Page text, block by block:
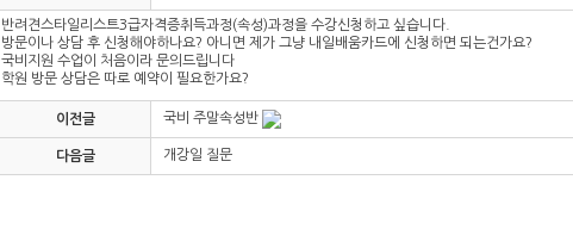
반려견스타일리스트3급자격증취득과정(속성)과정을 수강신청하고 싶습니다.
방문이나 상담 후 신청해야하나요? 아니면 제가 그냥 내일배움카드에 신청하면 되는건가요?
국비지원 수업이 처음이라 문의드립니다
학원 방문 상담은 따로 예약이 필요한가요?
이전글 국비 주말속성반
다음글 개강일 질문